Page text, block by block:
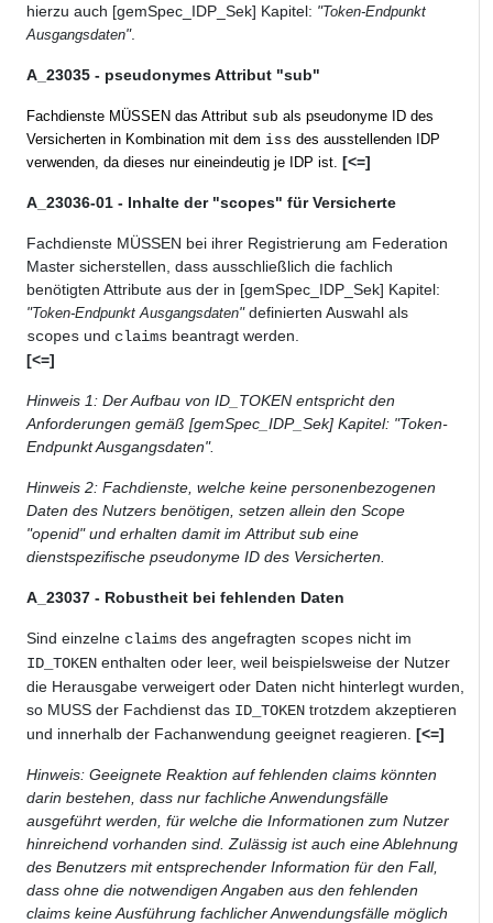
hierzu auch [gemSpec_IDP_Sek] Kapitel: "Token-Endpunkt
Ausgangsdaten".
A_23035 - pseudonymes Attribut "sub"
Fachdienste MÜSSEN das Attribut sub als pseudonyme ID des
Versicherten in Kombination mit dem iss des ausstellenden IDP
verwenden, da dieses nur eineindeutig je IDP ist. [<=]
A_23036-01 - Inhalte der "scopes" für Versicherte
Fachdienste MÜSSEN bei ihrer Registrierung am Federation
Master sicherstellen, dass ausschließlich die fachlich
benötigten Attribute aus der in [gemSpec_IDP_Sek] Kapitel:
"Token-Endpunkt Ausgangsdaten"definierten Auswahl als
scopes und claims beantragt werden.
[<=]
Hinweis 1: Der Aufbau von ID_TOKEN entspricht den
Anforderungen gemäß [gemSpec_IDP_Sek] Kapitel: "Token-
Endpunkt Ausgangsdaten".
Hinweis 2: Fachdienste, welche keine personenbezogenen
Daten des Nutzers benötigen, setzen allein den Scope
"openid" und erhalten damit im Attribut sub eine
dienstspezifische pseudonyme ID des Versicherten.
A_23037 - Robustheit bei fehlenden Daten
Sind einzelne claims des angefragten scopes nicht im
ID_TOKEN enthalten oder leer, weil beispielsweise der Nutzer
die Herausgabe verweigert oder Daten nicht hinterlegt wurden,
so MUSS der Fachdienst das ID_TOKEN trotzdem akzeptieren
und innerhalb der Fachanwendung geeignet reagieren. [<=]
Hinweis: Geeignete Reaktion auf fehlenden claims könnten
darin bestehen, dass nur fachliche Anwendungsfälle
ausgeführt werden, für welche die Informationen zum Nutzer
hinreichend vorhanden sind. Zulässig ist auch eine Ablehnung
des Benutzers mit entsprechender Information für den Fall,
dass ohne die notwendigen Angaben aus den fehlenden
claims keine Ausführung fachlicher Anwendungsfälle möglich